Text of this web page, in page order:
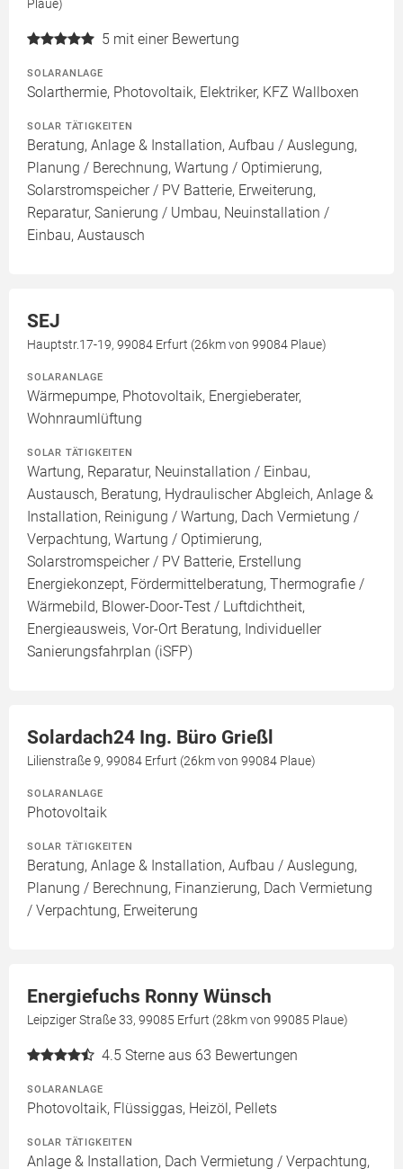
Plaue)
5 mit einer Bewertung
SOLARANLAGE
Solarthermie, Photovoltaik, Elektriker, KFZ Wallboxen
SOLAR TÄTIGKEITEN
Beratung, Anlage & Installation, Aufbau / Auslegung,
Planung / Berechnung, Wartung / Optimierung,
Solarstromspeicher / PV Batterie, Erweiterung,
Reparatur, Sanierung / Umbau, Neuinstallation /
Einbau, Austausch
SEJ
Hauptstr.17-19, 99084 Erfurt (26km von 99084 Plaue)
SOLARANLAGE
Wärmepumpe, Photovoltaik, Energieberater,
Wohnraumlüftung
SOLAR TÄTIGKEITEN
Wartung, Reparatur, Neuinstallation / Einbau,
Austausch, Beratung, Hydraulischer Abgleich, Anlage &
Installation, Reinigung / Wartung, Dach Vermietung /
Verpachtung, Wartung / Optimierung,
Solarstromspeicher / PV Batterie, Erstellung
Energiekonzept, Fördermittelberatung, Thermografie /
Wärmebild, Blower-Door-Test / Luftdichtheit,
Energieausweis, Vor-Ort Beratung, Individueller
Sanierungsfahrplan (iSFP)
Solardach24 Ing. Büro Grießl
Lilienstraße 9, 99084 Erfurt (26km von 99084 Plaue)
SOLARANLAGE
Photovoltaik
SOLAR TÄTIGKEITEN
Beratung, Anlage & Installation, Aufbau / Auslegung,
Planung / Berechnung, Finanzierung, Dach Vermietung
/ Verpachtung, Erweiterung
Energiefuchs Ronny Wünsch
Leipziger Straße 33, 99085 Erfurt (28km von 99085 Plaue)
4.5 Sterne aus 63 Bewertungen
SOLARANLAGE
Photovoltaik, Flüssiggas, Heizöl, Pellets
SOLAR TÄTIGKEITEN
Anlage & Installation, Dach Vermietung / Verpachtung,